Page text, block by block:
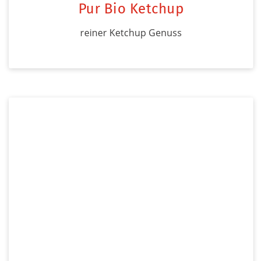
Pur Bio Ketchup
reiner Ketchup Genuss